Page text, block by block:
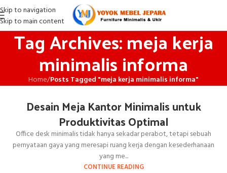
Skip to navigation
Skip to main content
Tag Archives: meja kerja
minimalis informa
Home/Posts Tagged "meja kerja minimalis informa"
Desain Meja Kantor Minimalis untuk
Produktivitas Optimal
Office desk minimalis tidak hanya sekadar perabot, tetapi sebuah
pernyataan gaya yang meresapi ruang kerja dengan kesederhanaan
yang me...
CONTINUE READING